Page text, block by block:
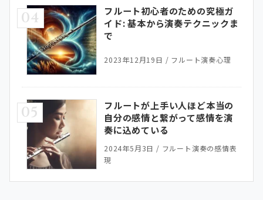
04
フルート初心者のための究極ガ
イド: 基本から演奏テクニックま
で
2023年12月19日 / フルート演奏心理
05
フルートが上手い人ほど本当の
自分の感情と繋がって感情を演
奏に込めている
2024年5月3日 / フルート演奏の感情表
現